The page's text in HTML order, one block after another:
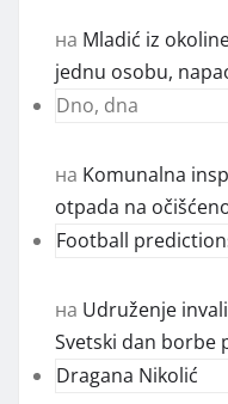
на Mladić iz
jednu osobu,
Dno, dna
на Komunalna
otpada na
Football
на Udruženje
Svetski dan borbe
Dragana Nikolić